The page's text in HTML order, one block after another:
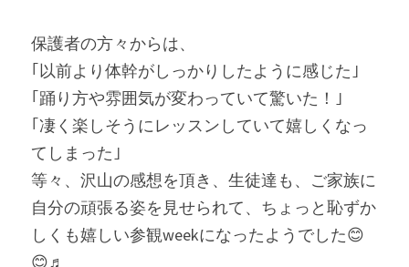
保護者の方々からは、
｢以前より体幹がしっかりしたように感じた｣
｢踊り方や雰囲気が変わっていて驚いた！｣
｢凄く楽しそうにレッスンしていて嬉しくなっ
てしまった｣
等々、沢山の感想を頂き、生徒達も、ご家族に
自分の頑張る姿を見せられて、ちょっと恥ずか
しくも嬉しい参観weekになったようでした😊
😊♬